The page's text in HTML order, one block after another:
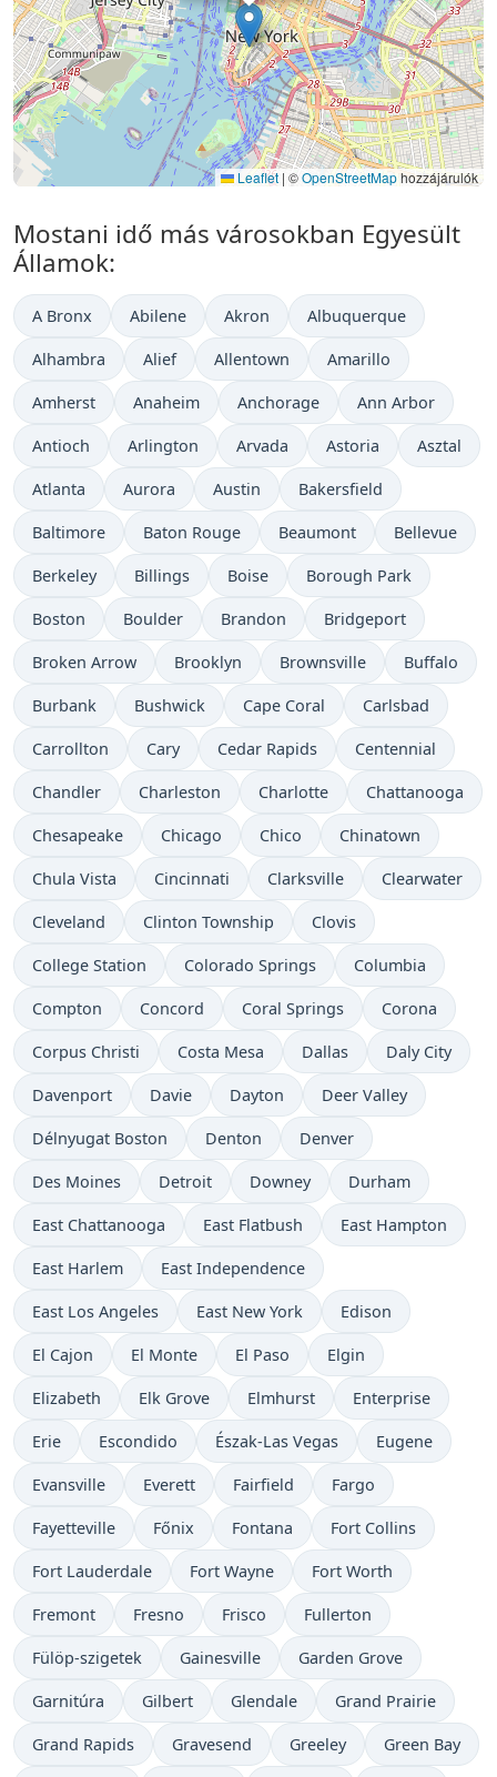
Leaflet | ©OpenStreetMaphozzájárulók
Mostani idő más városokban Egyesült
Államok:
A Bronx Abilene Akron Albuquerque
Alhambra Alief Allentown Amarillo
Amherst Anaheim Anchorage Ann Arbor
Antioch Arlington Arvada Astoria Asztal
Atlanta Aurora Austin Bakersfield
Baltimore Baton Rouge Beaumont Bellevue
Berkeley Billings Boise Borough Park
Boston Boulder Brandon Bridgeport
Broken Arrow Brooklyn Brownsville Buffalo
Burbank Bushwick Cape Coral Carlsbad
Carrollton Cary Cedar Rapids Centennial
Chandler Charleston Charlotte Chattanooga
Chesapeake Chicago Chico Chinatown
Chula Vista Cincinnati Clarksville Clearwater
Cleveland Clinton Township Clovis
College Station Colorado Springs Columbia
Compton Concord Coral Springs Corona
Corpus Christi Costa Mesa Dallas Daly City
Davenport Davie Dayton Deer Valley
Délnyugat Boston Denton Denver
Des Moines Detroit Downey Durham
East Chattanooga East Flatbush East Hampton
East Harlem East Independence
East Los Angeles East New York Edison
El Cajon El Monte El Paso Elgin
Elizabeth Elk Grove Elmhurst Enterprise
Erie Escondido Észak-Las Vegas Eugene
Evansville Everett Fairfield Fargo
Fayetteville Főnix Fontana Fort Collins
Fort Lauderdale Fort Wayne Fort Worth
Fremont Fresno Frisco Fullerton
Fülöp-szigetek Gainesville Garden Grove
Garnitúra Gilbert Glendale Grand Prairie
Grand Rapids Gravesend Greeley Green Bay